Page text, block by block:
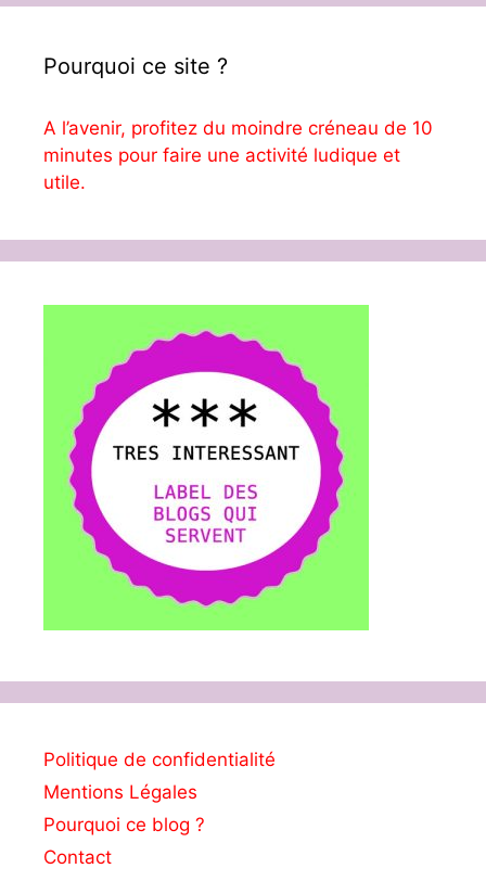
Pourquoi ce site ?
A l’avenir, profitez du moindre créneau de 10
minutes pour faire une activité ludique et
utile.
Politique de confidentialité
Mentions Légales
Pourquoi ce blog ?
Contact